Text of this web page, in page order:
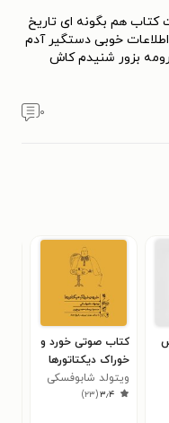
هم بگونه ای تاریخ
خوبی دستگیر آدم
بزور شنیدم کاش
۰
کتاب صوتی خورد و
خوراک دیکتاتورها
ویتولد شابوفسکی
۳٫۴(۲۳)